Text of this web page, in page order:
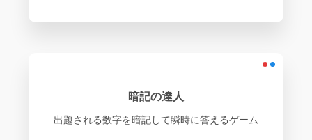
暗記の達人
出題される数字を暗記して瞬時に答えるゲーム